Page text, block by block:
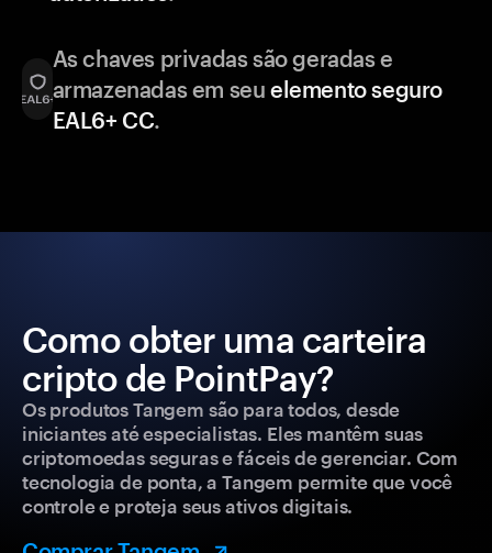
As chaves privadas são geradas e
armazenadas em seu elemento seguro
EAL6+ CC.
Como obter uma carteira
cripto de PointPay?
Os produtos Tangem são para todos, desde
iniciantes até especialistas. Eles mantêm suas
criptomoedas seguras e fáceis de gerenciar. Com
tecnologia de ponta, a Tangem permite que você
controle e proteja seus ativos digitais.